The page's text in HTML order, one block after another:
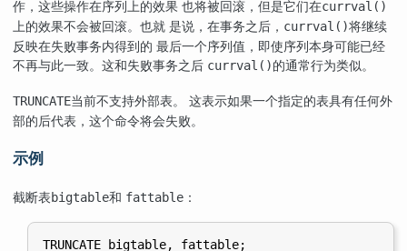
作，这些操作在序列上的效果 也将被回滚，但是它们在currval()
上的效果不会被回滚。也就 是说，在事务之后， currval()将继续
反映在失败事务内得到的 最后一个序列值，即使序列本身可能已经
不再与此一致。这和失败事务之后 currval()的通常行为类似。
TRUNCATE当前不支持外部表。 这表示如果一个指定的表具有任何外
部的后代表，这个命令将会失败。
示例
截断表bigtable和 fattable ：